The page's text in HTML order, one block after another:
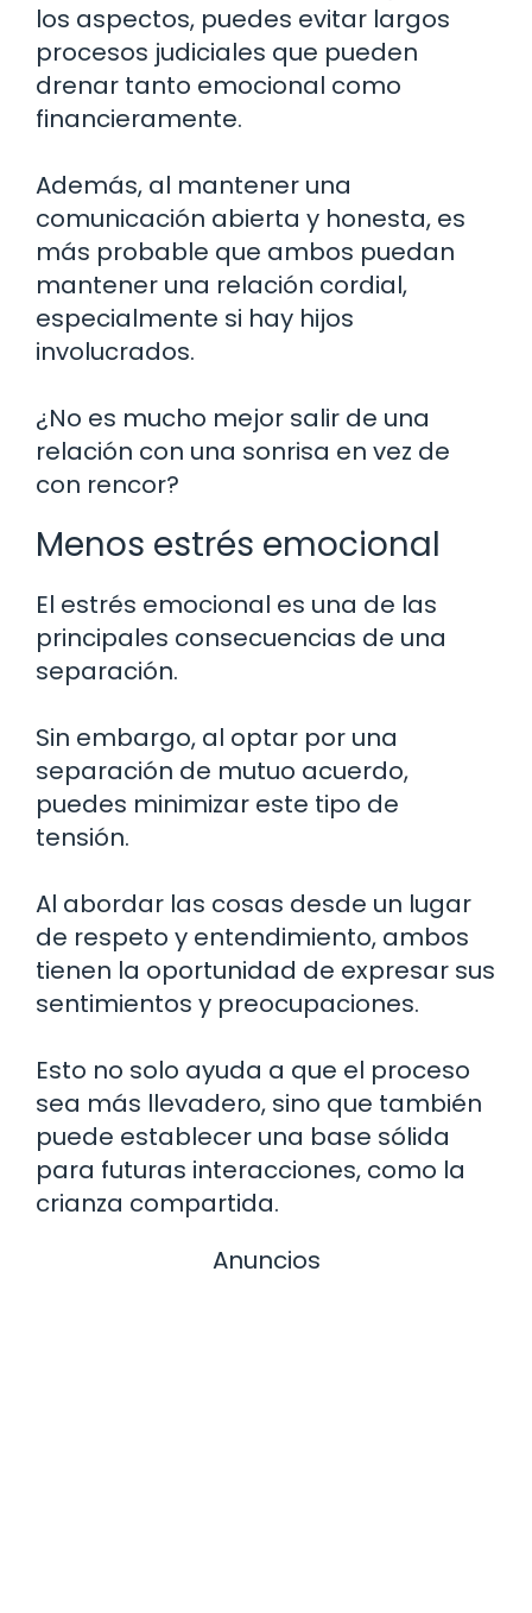
los aspectos, puedes evitar largos
procesos judiciales que pueden
drenar tanto emocional como
financieramente.
Además, al mantener una
comunicación abierta y honesta, es
más probable que ambos puedan
mantener una relación cordial,
especialmente si hay hijos
involucrados.
¿No es mucho mejor salir de una
relación con una sonrisa en vez de
con rencor?
Menos estrés emocional
El estrés emocional es una de las
principales consecuencias de una
separación.
Sin embargo, al optar por una
separación de mutuo acuerdo,
puedes minimizar este tipo de
tensión.
Al abordar las cosas desde un lugar
de respeto y entendimiento, ambos
tienen la oportunidad de expresar sus
sentimientos y preocupaciones.
Esto no solo ayuda a que el proceso
sea más llevadero, sino que también
puede establecer una base sólida
para futuras interacciones, como la
crianza compartida.
Anuncios